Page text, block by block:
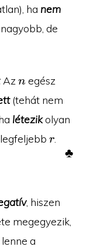
ha nem
de
Az n
n egész
(tehát nem
létezikolyan
r
r
♣
, hiszen
megegyezik,
a